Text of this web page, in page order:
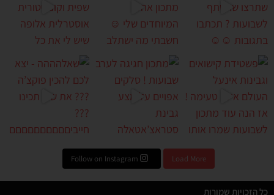
Load More
Follow on Instagram
כל הזכויות שמורות